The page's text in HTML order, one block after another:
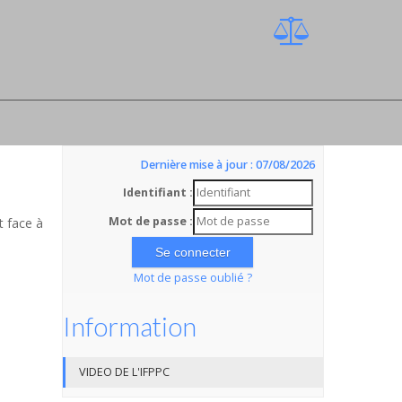
face à
Dernière mise à jour : 07/08/2026
Identifiant :
Mot de passe :
Mot de passe oublié ?
Information
VIDEO DE L'IFPPC